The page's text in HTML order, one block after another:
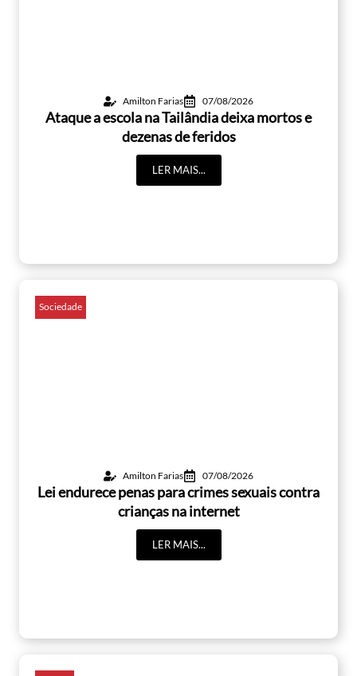
Amilton Farias 07/08/2026
Ataque a escola na Tailândia deixa mortos e
dezenas de feridos
LER MAIS...
Sociedade
Amilton Farias 07/08/2026
Lei endurece penas para crimes sexuais contra
crianças na internet
LER MAIS...